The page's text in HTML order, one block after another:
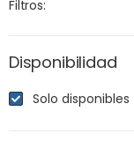
Filtros:
Disponibilidad
Solo disponibles